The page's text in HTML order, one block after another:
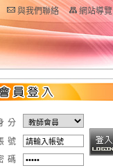
與我們聯絡 網站導覽
分
號
碼